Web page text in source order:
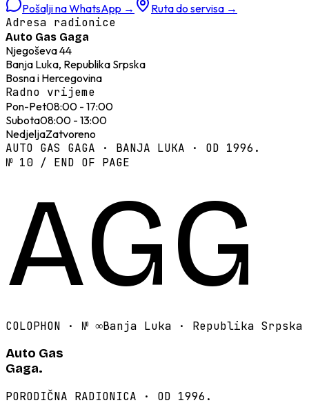
Pošalji na WhatsApp → Ruta do servisa →
Adresa radionice
Auto Gas Gaga
Njegoševa 44
Banja Luka, Republika Srpska
Bosna i Hercegovina
Radno vrijeme
Pon-Pet08:00 - 17:00
Subota08:00 - 13:00
NedjeljaZatvoreno
AUTO GAS GAGA · BANJA LUKA · OD 1996.
№ 10 / END OF PAGE
AGG
COLOPHON · № ∞Banja Luka · Republika Srpska
Auto Gas
Gaga.
PORODIČNA RADIONICA · OD 1996.